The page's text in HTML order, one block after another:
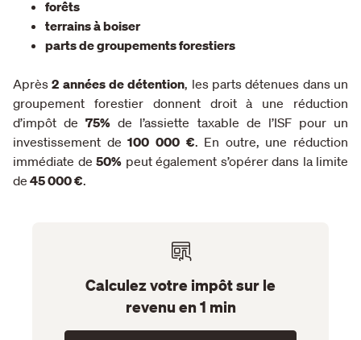
forêts
terrains à boiser
parts de groupements forestiers
Après2 années de détention, les parts détenues dans un
groupement forestier donnent droit à une réduction
d’impôt de75% de l’assiette taxable de l’ISF pour un
investissement de 100 000 €. En outre, une réduction
immédiate de 50% peut également s’opérer dans la limite
de 45 000 €.
Calculez votre impôt sur le
revenu en 1 min